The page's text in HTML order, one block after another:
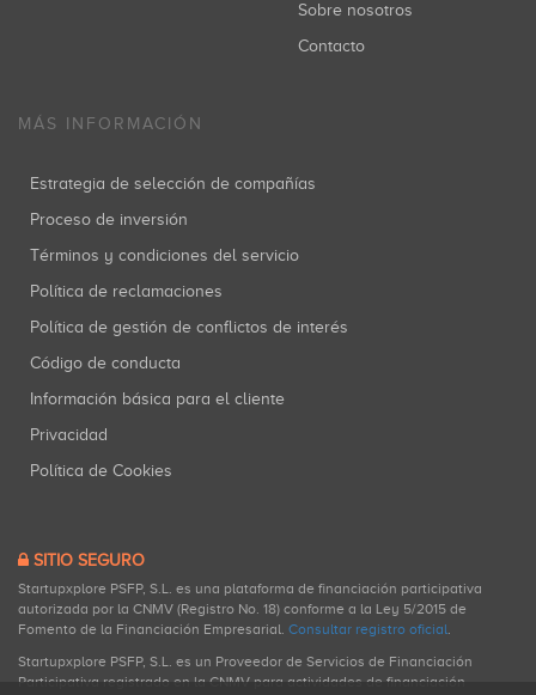
Sobre nosotros
Contacto
MÁS INFORMACIÓN
Estrategia de selección de compañías
Proceso de inversión
Términos y condiciones del servicio
Política de reclamaciones
Política de gestión de conflictos de interés
Código de conducta
Información básica para el cliente
Privacidad
Política de Cookies
SITIO SEGURO
Startupxplore PSFP, S.L. es una plataforma de financiación participativa
autorizada por la CNMV (Registro No. 18) conforme a la Ley 5/2015 de
Fomento de la Financiación Empresarial. Consultar registro oficial.
Startupxplore PSFP, S.L. es un Proveedor de Servicios de Financiación
Participativa registrado en la CNMV para actividades de financiación